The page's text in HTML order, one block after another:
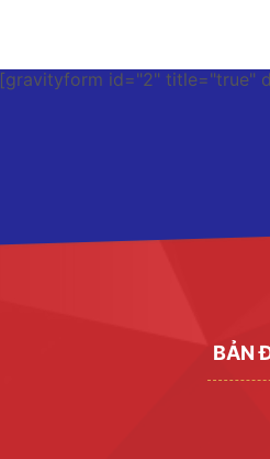
[gravityform id="2" title="true"
BẢN